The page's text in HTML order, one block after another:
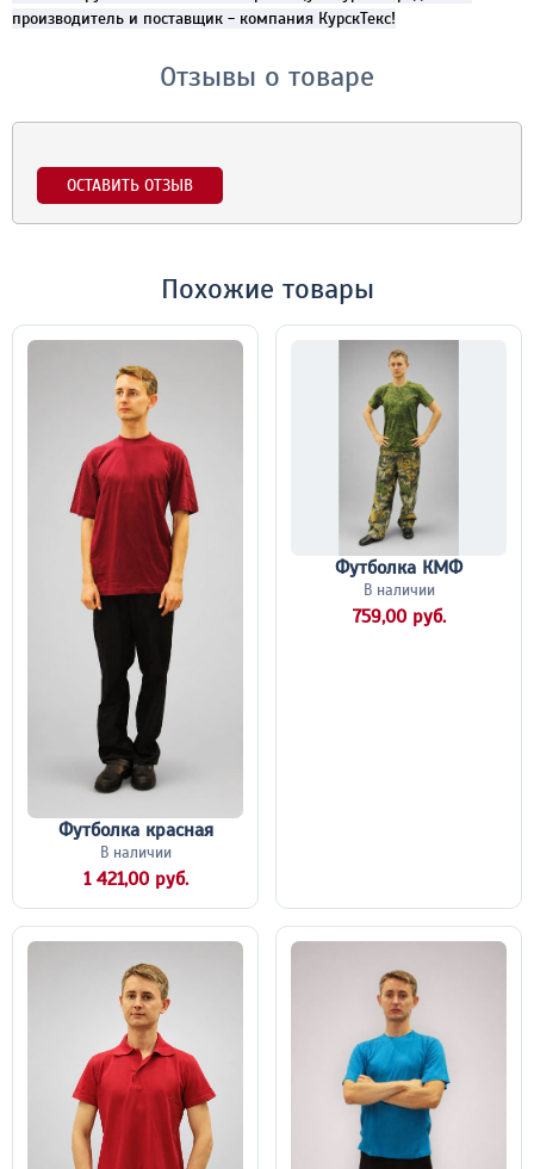
производитель и поставщик - компания КурскТекс!
Отзывы о товаре
ОСТАВИТЬ ОТЗЫВ
Похожие товары
Футболка красная
В наличии
1 421,00 руб.
Футболка КМФ
В наличии
759,00 руб.